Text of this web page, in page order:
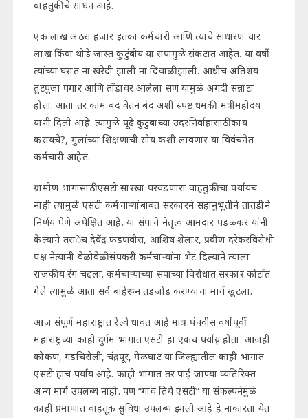
वाहतुकीचे साधन आहे.
एक लाख अठरा हजार इतका कर्मचारी आणि त्यांचे साधारण चार
लाख किंवा थोडे जास्त कुटुंबीय या संपामुळे संकटात आहेत. या वर्षी
त्यांच्या घरात ना खरेदी झाली ना दिवाळी झाली. आधीच अतिशय
तुटपुंजा पगार आणि तोंडावर आलेला सण यामुळे अगदी सन्नाटा
होता. आता तर काम बंद वेतन बंद अशी स्पष्ट धमकी मंत्रीमहोदय
यांनी दिली आहे. त्यामुळे पूढे कुटुंबाच्या उदरनिर्वाहासाठी काय
करायचे?, मुलांच्या शिक्षणाची सोय कशी लावणार या विवंचनेत
कर्मचारी आहेत.
ग्रामीण भागासाठी एसटी सारखा परवडणारा वाहतुकीचा पर्यायच
नाही त्यामुळे एसटी कर्मचाऱ्यांबाबत सरकारने सहानुभूतीने तातडीने
निर्णय घेणे अपेक्षित आहे. या संपाचे नेतृत्व आमदार पडळकर यांनी
केल्याने तसेच देवेंद्र फडणवीस, आशिष शेलार, प्रवीण दरेकरविरोधी
पक्ष नेत्यांनी वेळोवेळी संपकरी कर्मचाऱ्यांना भेट दिल्याने त्याला
राजकीय रंग चढला. कर्मचाऱ्यांच्या संपाच्या विरोधात सरकार कोर्टात
गेले त्यामुळे आता सर्व बाहेरून तडजोड करण्याचा मार्ग खुंटला.
आज संपूर्ण महाराष्ट्रात रेल्वे धावत आहे मात्र पंचवीस वर्षांपूर्वी
महाराष्ट्रच्या काही दुर्गम भागात एसटी हा एकच पर्याय़़ होता. आजही
कोकण, गडचिरोली, चंद्रपूर, मेळघाट या जिल्ह्यातील काही भागात
एसटी हाच पर्याय आहे. काही भागात तर पाई जाण्या व्यतिरिक्त
अन्य मार्ग उपलब्ध नाही. पण “गाव तिथे एसटी” या संकल्पनेमुळे
काही प्रमाणात वाहतूक सुविधा उपलब्ध झाली आहे हे नाकारता येत